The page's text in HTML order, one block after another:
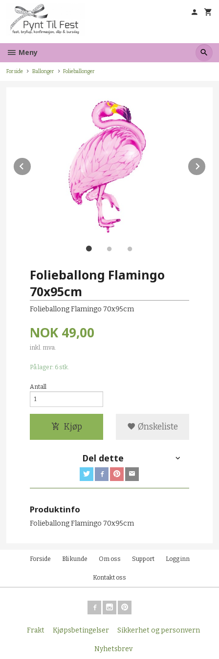
innholdet
Meny
Forside Ballonger Folieballonger
Prev
Folieballong Flamingo
70x95cm
Folieballong Flamingo 70x95cm
NOK 49,00
inkl. mva.
På lager: 6 stk.
Antall
Kjøp Ønskeliste
Del dette
Produktinfo
Folieballong Flamingo 70x95cm
Forside Bli kunde Om oss Support Logg inn
Kontakt oss
Frakt Kjøpsbetingelser Sikkerhet og personvern
Nyhetsbrev